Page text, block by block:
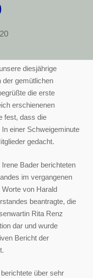
11.
2022
diesjährige
der gemütlichen
die erste
erschienenen
fest, dass die
einer Schweigeminute
gedacht.
Bader berichteten
im vergangenen
von Harald
beantragte, die
Rita Renz
dar und wurde
Bericht der
über sehr